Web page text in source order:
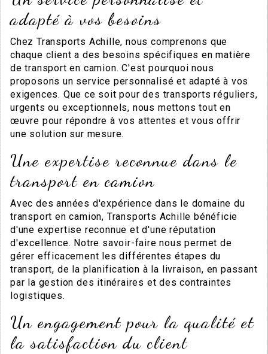
adapté à vos besoins
Chez Transports Achille, nous comprenons que
chaque client a des besoins spécifiques en matière
de transport en camion. C'est pourquoi nous
proposons un service personnalisé et adapté à vos
exigences. Que ce soit pour des transports réguliers,
urgents ou exceptionnels, nous mettons tout en
œuvre pour répondre à vos attentes et vous offrir
une solution sur mesure.
Une expertise reconnue dans le
transport en camion
Avec des années d'expérience dans le domaine du
transport en camion, Transports Achille bénéficie
d'une expertise reconnue et d'une réputation
d'excellence. Notre savoir-faire nous permet de
gérer efficacement les différentes étapes du
transport, de la planification à la livraison, en passant
par la gestion des itinéraires et des contraintes
logistiques.
Un engagement pour la qualité et
la satisfaction du client